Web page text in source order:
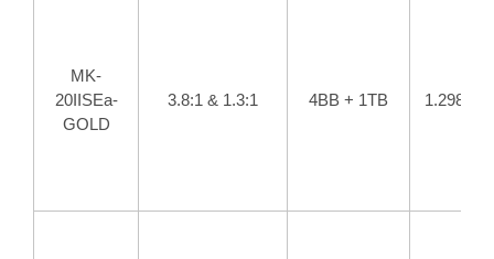
MK-
20IISEa-
GOLD
3.8:1 & 1.3:1 4BB + 1TB 1.298